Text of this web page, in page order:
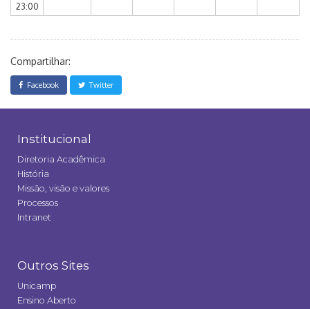
23:00
Compartilhar:
Facebook Twitter
Institucional
Diretoria Acadêmica
História
Missão, visão e valores
Processos
Intranet
Outros Sites
Unicamp
Ensino Aberto